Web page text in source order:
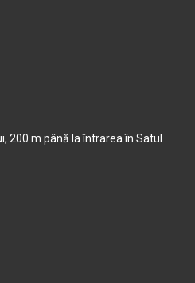
200 m până la întrarea în Satul